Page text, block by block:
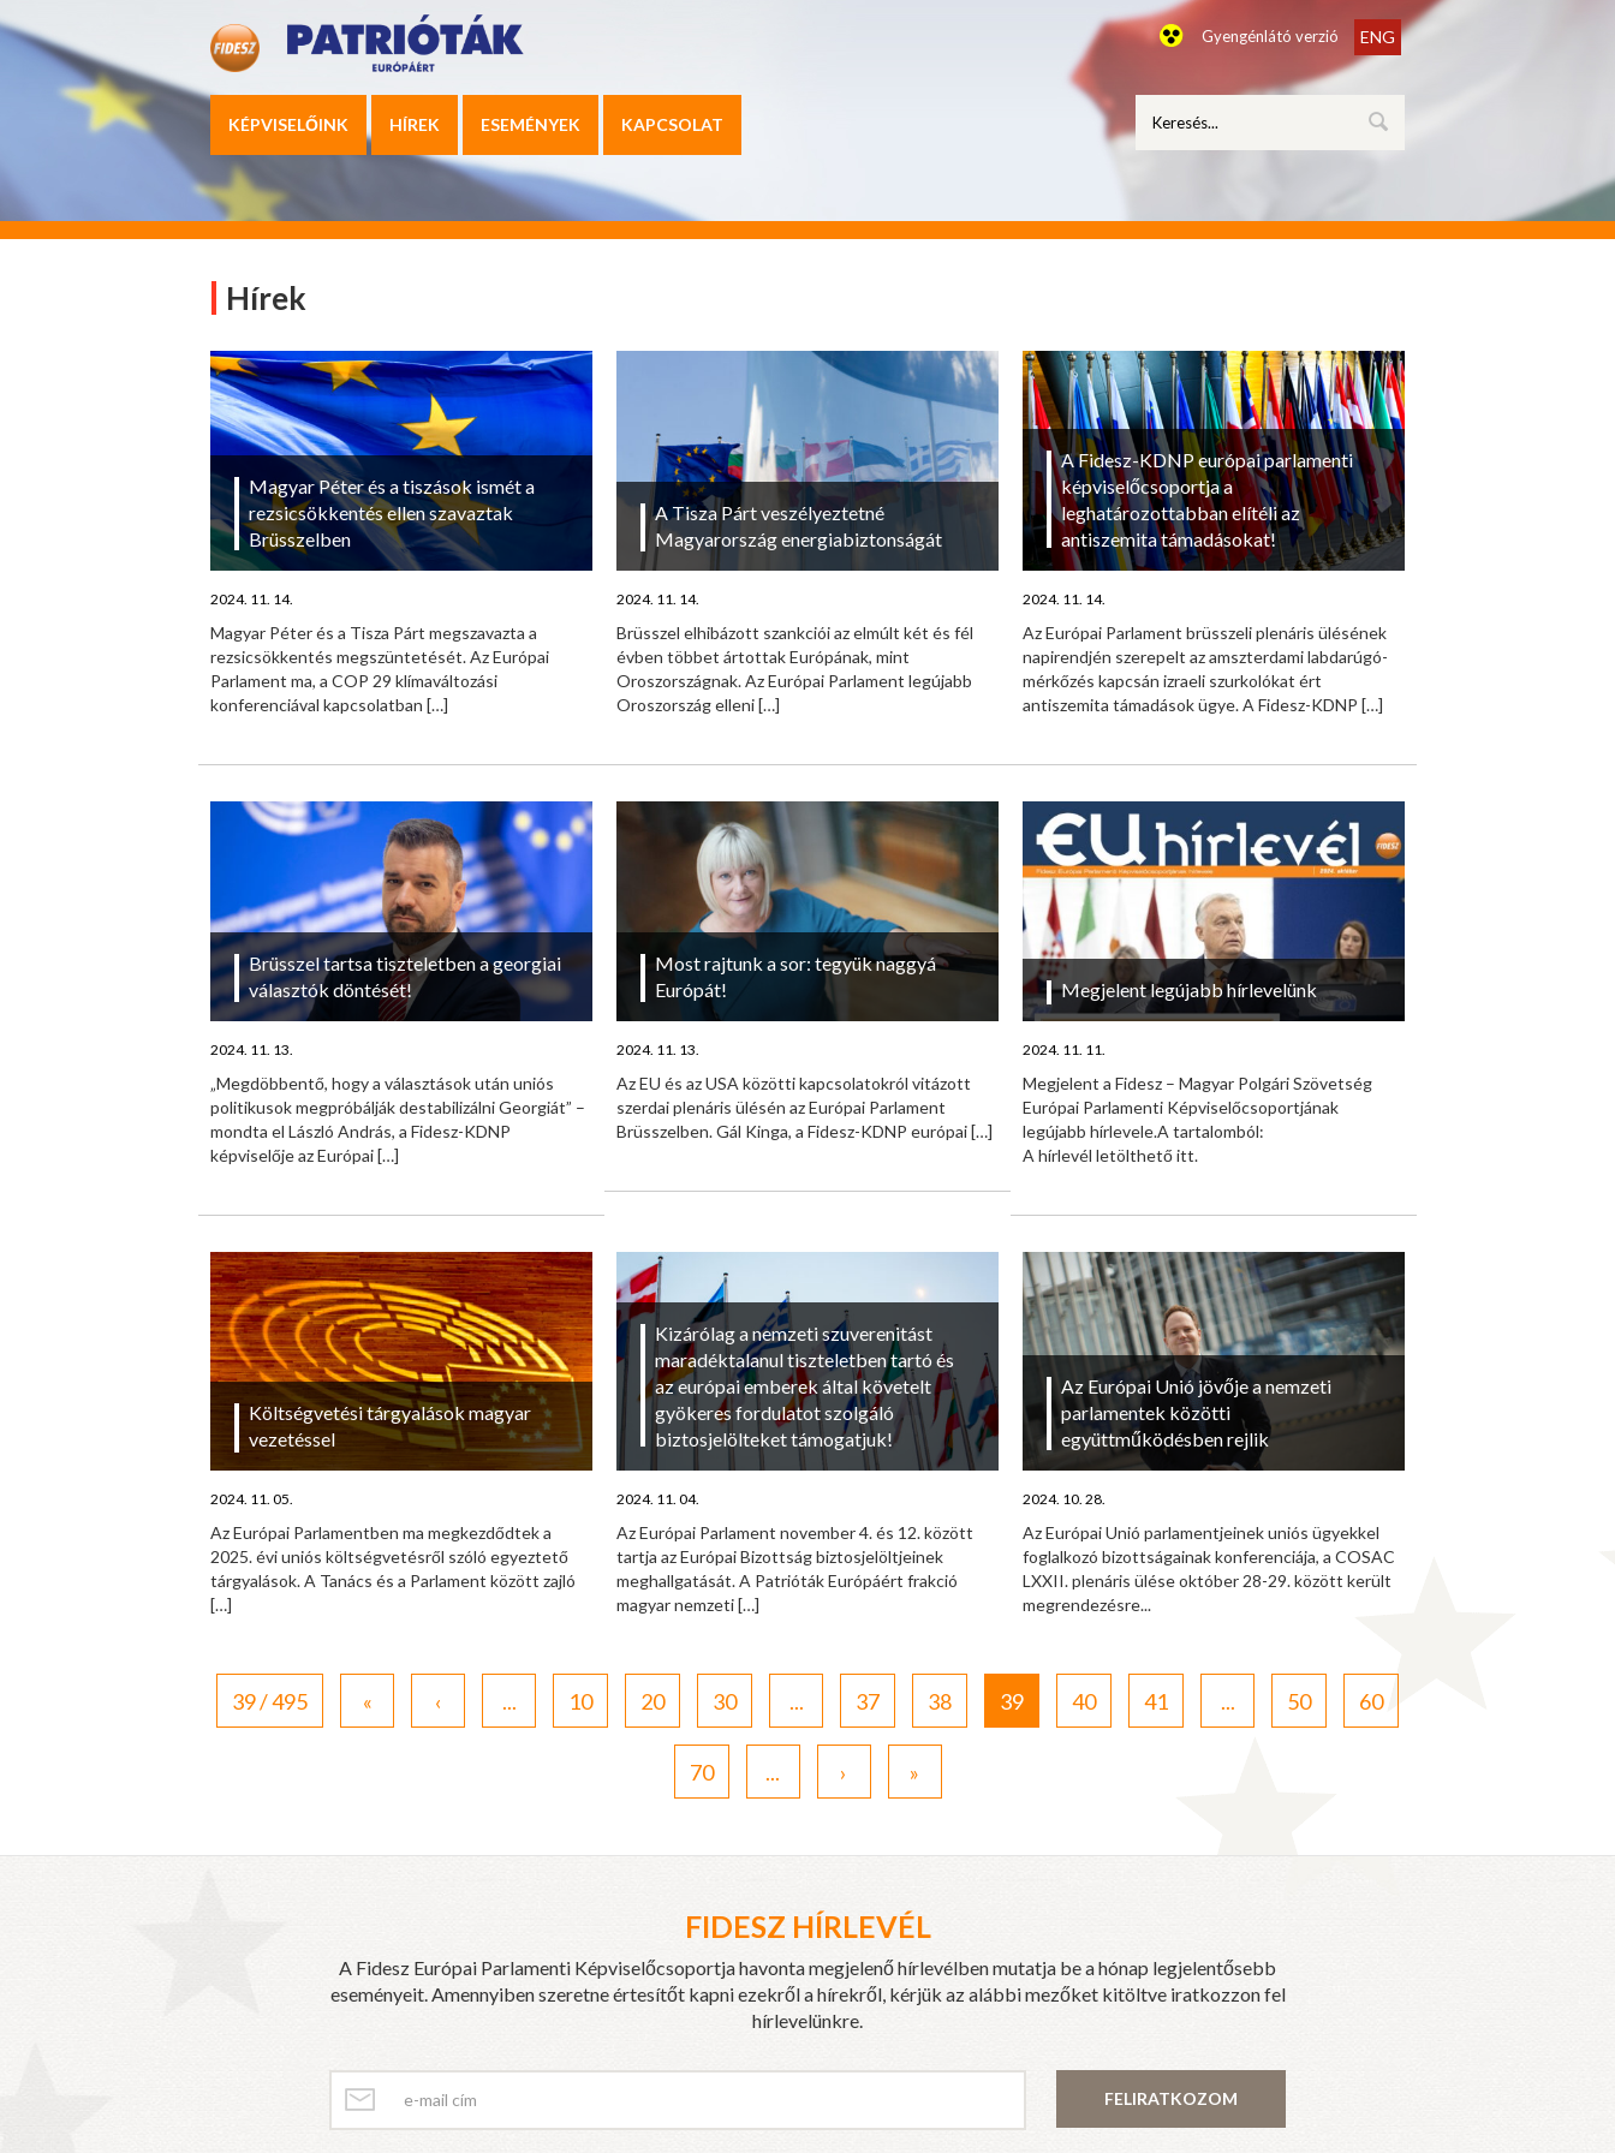
Gyengénlátó verzió ENG
KÉPVISELŐINK HÍREK ESEMÉNYEK KAPCSOLAT
Hírek
Magyar Péter és a tiszások ismét a
rezsicsökkentés ellen szavaztak
Brüsszelben
2024. 11. 14.
Magyar Péter és a Tisza Párt megszavazta a
rezsicsökkentés megszüntetését. Az Európai
Parlament ma, a COP 29 klímaváltozási
konferenciával kapcsolatban […]
A Tisza Párt veszélyeztetné
Magyarország energiabiztonságát
2024. 11. 14.
Brüsszel elhibázott szankciói az elmúlt két és fél
évben többet ártottak Európának, mint
Oroszországnak. Az Európai Parlament legújabb
Oroszország elleni[…]
A Fidesz-KDNP európai parlamenti
képviselőcsoportja a
leghatározottabban elítéli az
antiszemita támadásokat!
2024. 11. 14.
Az Európai Parlament brüsszeli plenáris ülésének
napirendjén szerepelt az amszterdami labdarúgó-
mérkőzés kapcsán izraeli szurkolókat ért
antiszemita támadások ügye. A Fidesz-KDNP […]
Brüsszel tartsa tiszteletben a georgiai
választók döntését!
2024. 11. 13.
„Megdöbbentő, hogy a választások után uniós
politikusok megpróbálják destabilizálni Georgiát” –
mondta el László András, a Fidesz-KDNP
képviselője az Európai[…]
Most rajtunk a sor: tegyük naggyá
Európát!
2024. 11. 13.
Az EU és az USA közötti kapcsolatokról vitázott
szerdai plenáris ülésén az Európai Parlament
Brüsszelben. Gál Kinga, a Fidesz-KDNP európai[…]
Megjelent legújabb hírlevelünk
2024. 11. 11.
Megjelent a Fidesz – Magyar Polgári Szövetség
Európai Parlamenti Képviselőcsoportjának
legújabb hírlevele.A tartalomból:
A hírlevél letölthető itt.
Költségvetési tárgyalások magyar
vezetéssel
2024. 11. 05.
Az Európai Parlamentben ma megkezdődtek a
2025. évi uniós költségvetésről szóló egyeztető
tárgyalások. A Tanács és a Parlament között zajló
[…]
Kizárólag a nemzeti szuverenitást
maradéktalanul tiszteletben tartó és
az európai emberek által követelt
gyökeres fordulatot szolgáló
biztosjelölteket támogatjuk!
2024. 11. 04.
Az Európai Parlament november 4. és 12. között
tartja az Európai Bizottság biztosjelöltjeinek
meghallgatását. A Patrióták Európáért frakció
magyar nemzeti […]
Az Európai Unió jövője a nemzeti
parlamentek közötti
együttműködésben rejlik
2024. 10. 28.
Az Európai Unió parlamentjeinek uniós ügyekkel
foglalkozó bizottságainak konferenciája, a COSAC
LXXII. plenáris ülése október 28-29. között került
megrendezésre...
39 / 495 « ‹ ... 10 20 30 ... 37 38 39 40 41 ... 50 60
70 ... › »
FIDESZ HÍRLEVÉL
A Fidesz Európai Parlamenti Képviselőcsoportja havonta megjelenő hírlevélben mutatja be a hónap legjelentősebb
eseményeit. Amennyiben szeretne értesítőt kapni ezekről a hírekről, kérjük az alábbi mezőket kitöltve iratkozzon fel
hírlevelünkre.
FELIRATKOZOM